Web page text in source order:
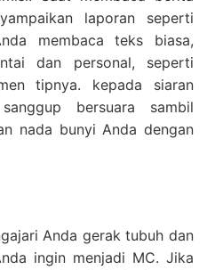
laporan seperti
membaca teks biasa,
dan personal, seperti
tipnya. kepada siaran
bersuara sambil
nada bunyi Anda dengan
Anda gerak tubuh dan
ingin menjadi MC. Jika